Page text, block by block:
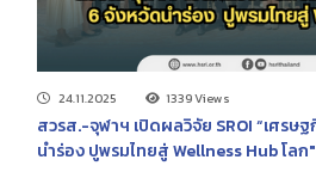
24.11.2025 1339 Views
สวรส.-จุฬาฯ เปิดผลวิจัย SROI “เศรษฐกิจสุขภาพ” 6 จังหวัด
นำร่อง ปูพรมไทยสู่ Wellness Hub โลก"